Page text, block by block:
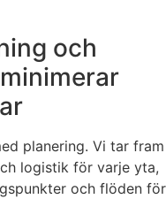
och
planering. Vi tar fram
logistik för varje yta,
och flöden för